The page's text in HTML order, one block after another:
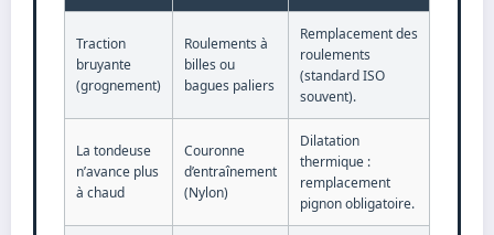
Traction
bruyante
(grognement)
Roulements à
billes ou
bagues paliers
Remplacement des
roulements
(standard ISO
souvent).
La tondeuse
n’avance plus
à chaud
Couronne
d’entraînement
(Nylon)
Dilatation
thermique :
remplacement
pignon obligatoire.